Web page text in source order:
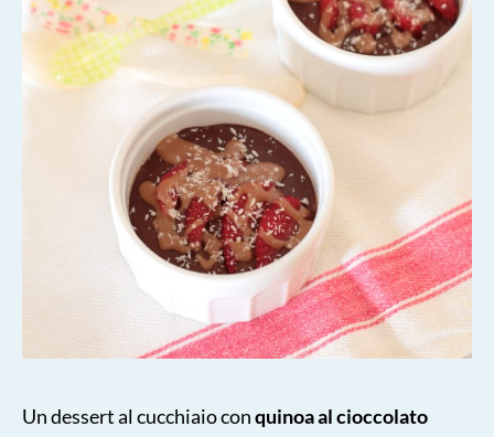
Un dessert al cucchiaio conquinoa al cioccolato